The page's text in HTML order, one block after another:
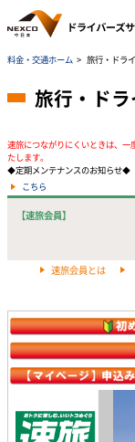
料金・交通ホーム > 旅行・ドラ
旅行・ド
速旅につながりにくいときは、
たします。
◆定期メンテナンスのお知らせ◆
こちら
【速旅会員】
速旅会員とは